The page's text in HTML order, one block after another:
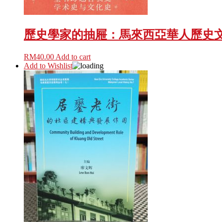
歷史學家的抽屜：馬來西亞華人歷史
RM40.00 Add to cart
Add to Wishlist